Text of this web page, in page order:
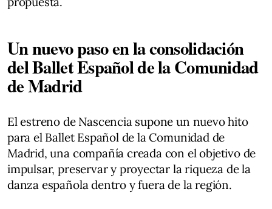
Un nuevo paso en la consolidación
del Ballet Español de la Comunidad
de Madrid
El estreno de Nascencia supone un nuevo hito
para el Ballet Español de la Comunidad de
Madrid, una compañía creada con el objetivo de
impulsar, preservar y proyectar la riqueza de la
danza española dentro y fuera de la región.